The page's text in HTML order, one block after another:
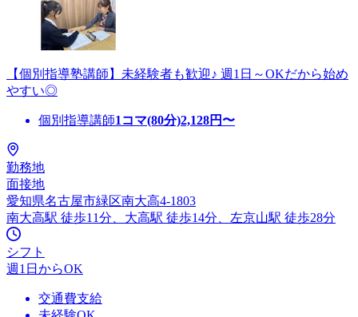
【個別指導塾講師】未経験者も歓迎♪ 週1日～OKだから始め
やすい◎
個別指導講師1コマ(80分)2,128円〜
勤務地
面接地
愛知県名古屋市緑区南大高4-1803
南大高駅 徒歩11分、大高駅 徒歩14分、左京山駅 徒歩28分
シフト
週1日からOK
交通費支給